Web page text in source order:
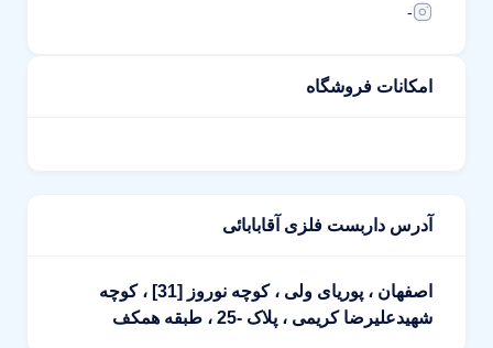
-
امکانات فروشگاه
آدرس داربست فلزی آقابابائی
اصفهان ، پوریای ولی ، کوچه نوروز [31] ، کوچه
شهیدعلیرضا کریمی ، پلاک -25 ، طبقه همکف